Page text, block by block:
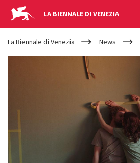
LA BIENNALE DI VENEZIA
YOUR
ARE
HERE
La Biennale di Venezia News